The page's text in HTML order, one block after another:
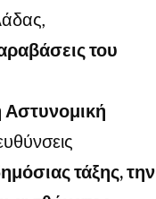
του
Αστυνομική
τάξης, την